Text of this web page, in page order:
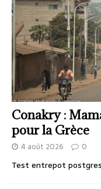
Conakry :
pour la Grèce
4 août 2026 0
Test entrepot